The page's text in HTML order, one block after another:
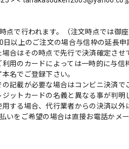
点で行われます。（注文時点では御座
以上のご注文の場合与信枠の延長申
合はその時点で先行で決済確定させ
用のカードによっては一時的に与信
名でご登録下さい。
記載が必要な場合はコンビニ決済で
ットカードの名義と異なる事が判明
する場合、代行業者からの決済以外
いをご希望の場合は直接お電話かメ